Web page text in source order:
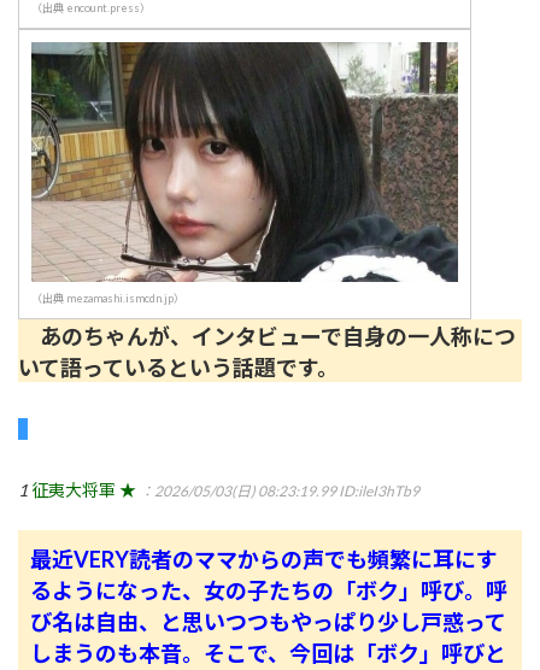
（出典 encount.press）
（出典 mezamashi.ismcdn.jp）
あのちゃんが、インタビューで自身の一人称につ
いて語っているという話題です。
1 征夷大将軍 ★ ：2026/05/03(日) 08:23:19.99ID:ileI3hTb9
最近VERY読者のママからの声でも頻繁に耳にす
るようになった、女の子たちの「ボク」呼び。呼
び名は自由、と思いつつもやっぱり少し戸惑って
しまうのも本音。そこで、今回は「ボク」呼びと